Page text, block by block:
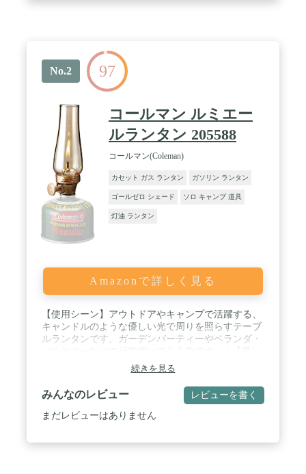
No.2 97
コールマン ルミエー
ルランタン 205588
コールマン(Coleman)
カセット ガス ランタン ガソリン ランタン
ゴールゼロ シェード ソロ キャンプ 道具
灯油 ランタン
Amazonで詳しく見る
【使用シーン】アウトドアやキャンプで活躍する、
キャンドルのような優しい光で周りを照らすテーブ
ルランタンです。ガーデンパーティーやベランダ・
い灯り】ガラスグローブに包まれた炎の揺らめき
が、LEDの明かりとは違う優しく癒される雰囲気を
醸し出します。インテリアとしてもお部屋にマッチ
する秀逸なデザインです。 / 【手軽に使える】LPガ
ス缶をセットしてライターで点火するだけですぐに
続きを見る
みんなのレビュー レビューを書く
まだレビューはありません